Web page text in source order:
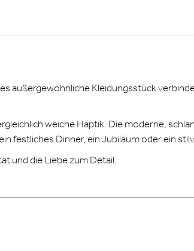
außergewöhnliche Kleidungsstück
weiche Haptik. Die moderne,
festliches Dinner, ein Jubiläum oder ein
und die Liebe zum Detail.